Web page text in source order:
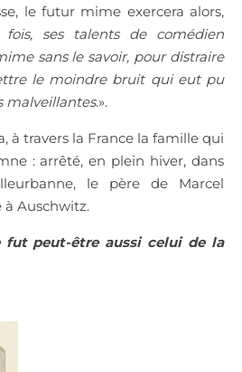
le futur mime exercera alors,
ses talents de comédien
sans le savoir, pour distraire
le moindre bruit qui eut pu
malveillantes.».
à travers la France la famille qui
: arrêté, en plein hiver, dans
le père de Marcel
à Auschwitz.
fut peut-être aussi celui de la